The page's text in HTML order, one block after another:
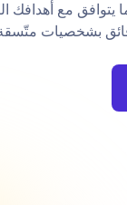
يتوافق مع
فيديوهات تصل مدّتها إلى 3